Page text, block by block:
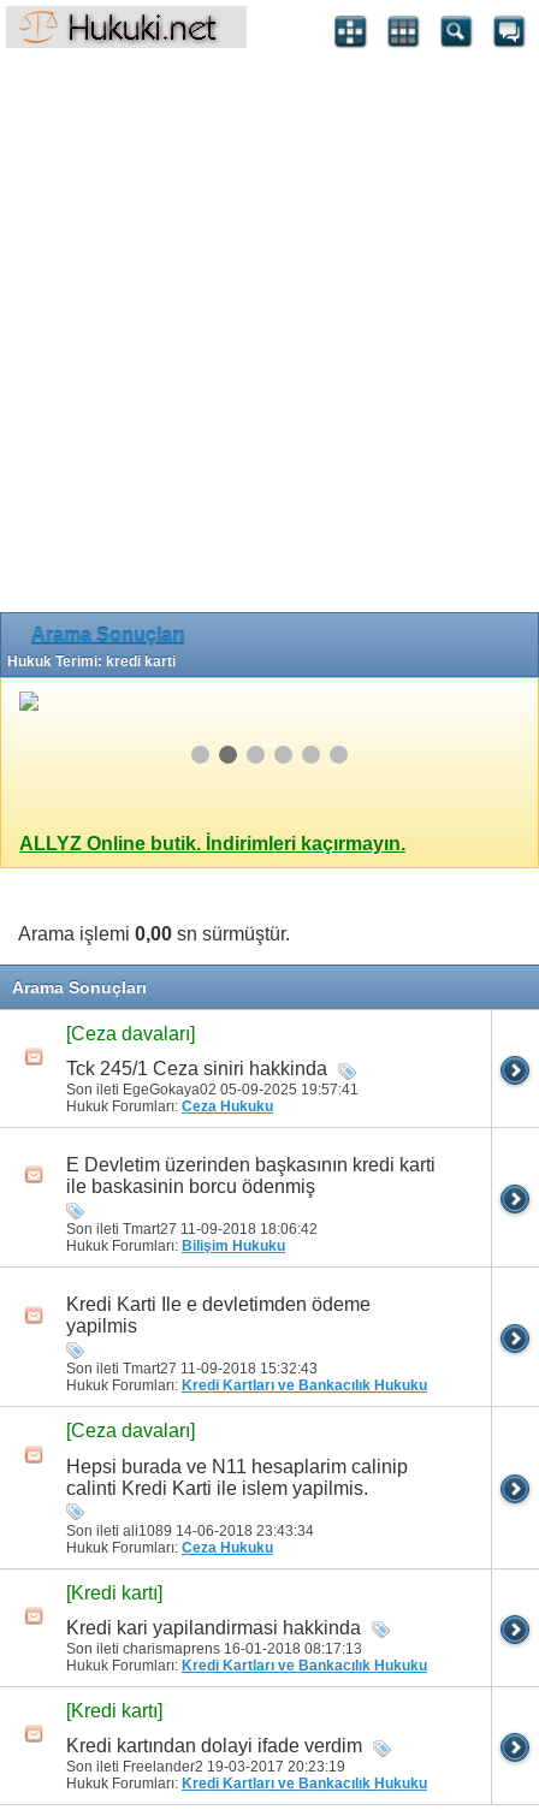
Arama Sonuçları
Hukuk Terimi: kredi karti
ALLYZ Online butik. İndirimleri kaçırmayın.
Arama işlemi 0,00 sn sürmüştür.
Arama Sonuçları
[Ceza davaları]
Tck 245/1 Ceza siniri hakkinda
Son ileti EgeGokaya02 05-09-2025 19:57:41
Hukuk Forumları: Ceza Hukuku
E Devletim üzerinden başkasının kredi karti
ile baskasinin borcu ödenmiş
Son ileti Tmart27 11-09-2018 18:06:42
Hukuk Forumları: Bilişim Hukuku
Kredi Karti Ile e devletimden ödeme
yapilmis
Son ileti Tmart27 11-09-2018 15:32:43
Hukuk Forumları: Kredi Kartları ve Bankacılık Hukuku
[Ceza davaları]
Hepsi burada ve N11 hesaplarim calinip
calinti Kredi Karti ile islem yapilmis.
Son ileti ali1089 14-06-2018 23:43:34
Hukuk Forumları: Ceza Hukuku
[Kredi kartı]
Kredi kari yapilandirmasi hakkinda
Son ileti charismaprens 16-01-2018 08:17:13
Hukuk Forumları: Kredi Kartları ve Bankacılık Hukuku
[Kredi kartı]
Kredi kartından dolayi ifade verdim
Son ileti Freelander2 19-03-2017 20:23:19
Hukuk Forumları: Kredi Kartları ve Bankacılık Hukuku